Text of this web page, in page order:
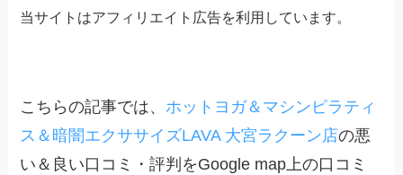
当サイトはアフィリエイト広告を利用しています。
こちらの記事では、 ホットヨガ＆マシンピラティ
ス＆暗闇エクササイズLAVA 大宮ラクーン店の悪
い＆良い口コミ・評判をGoogle map上の口コミ